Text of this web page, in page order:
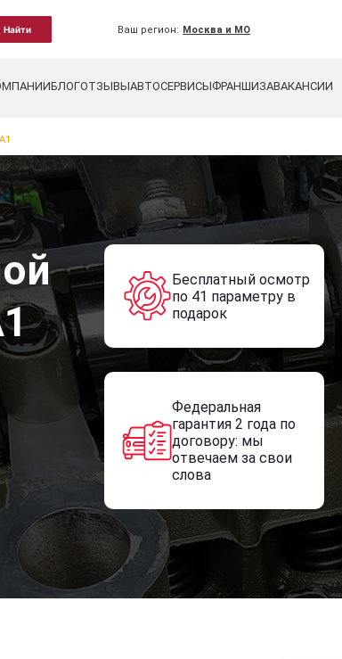
Найти Ваш регион: Москва и МО
БЛОГОТЗЫВЫАВТОСЕРВИСЫФРАНШИЗАВАКАНСИИ
Бесплатный осмотр
по 41 параметру в
подарок
Федеральная
гарантия 2 года по
договору: мы
отвечаем за свои
слова